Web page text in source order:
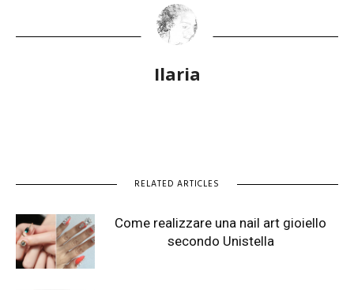
Ilaria
RELATED ARTICLES
Come realizzare una nail art gioiello
secondo Unistella